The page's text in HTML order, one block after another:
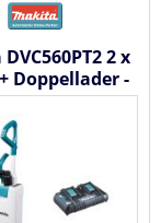
2 x
Doppellader -
Akku